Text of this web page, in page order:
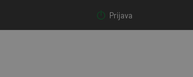
Prijava